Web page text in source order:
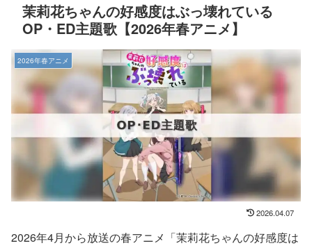
茉莉花ちゃんの好感度はぶっ壊れている
OP・ED主題歌【2026年春アニメ】
2026年春アニメ
2026.04.07
2026年4月から放送の春アニメ「茉莉花ちゃんの好感度は